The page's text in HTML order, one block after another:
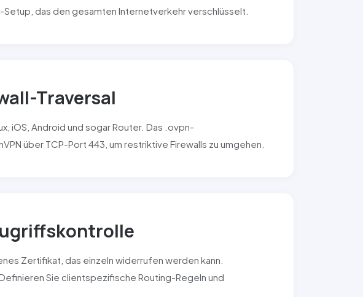
das den gesamten Internetverkehr verschlüsselt.
Traversal
iOS, Android und sogar Router. Das .ovpn-
über TCP-Port 443, um restriktive Firewalls zu umgehen.
Zertifikat, das einzeln widerrufen werden kann.
Sie clientspezifische Routing-Regeln und